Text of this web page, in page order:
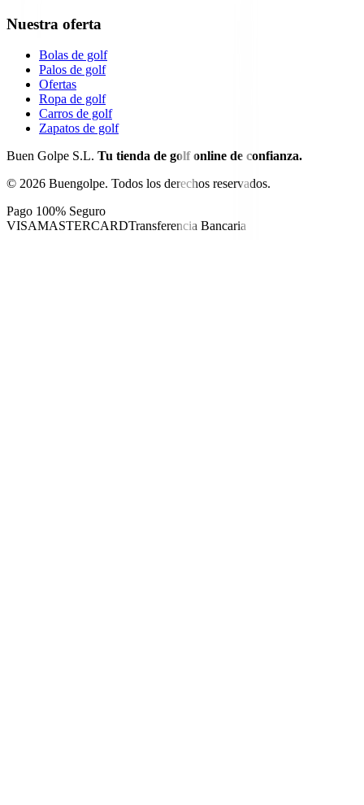
Nuestra oferta
Bolas de golf
Palos de golf
Ofertas
Ropa de golf
Carros de golf
Zapatos de golf
Buen Golpe S.L. Tu tienda de golf online de confianza.
© 2026 Buengolpe. Todos los derechos reservados.
Pago 100% Seguro
VISAMASTERCARDTransferencia Bancaria